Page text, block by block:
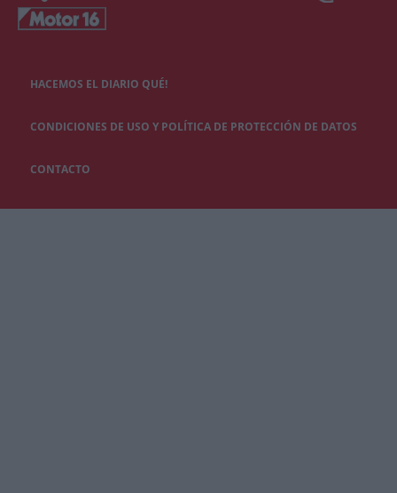
HACEMOS EL DIARIO QUÉ!
CONDICIONES DE USO Y POLÍTICA DE PROTECCIÓN DE DATOS
CONTACTO